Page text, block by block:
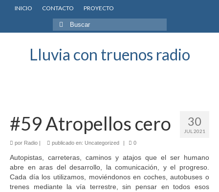
INICIO CONTACTO PROYECTO
Buscar
por:
Lluvia con truenos radio
30
JUL 2021
#59 Atropellos cero
por Radio | publicado en: Uncategorized | 0
Autopistas, carreteras, caminos y atajos que el ser humano
abre en aras del desarrollo, la comunicación, y el progreso.
Cada día los utilizamos, moviéndonos en coches, autobuses o
trenes mediante la vía terrestre, sin pensar en todos esos